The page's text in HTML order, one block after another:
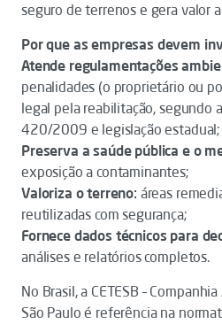
seguro de terrenos e gera valor
Por que as empresas devem
Atende regulamentações
penalidades (o proprietário ou
legal pela reabilitação, segundo
420/2009 e legislação estadual;
Preserva a saúde pública e o
exposição a contaminantes;
Valoriza o terreno: áreas
reutilizadas com segurança;
Fornece dados técnicos para
análises e relatórios completos.
No Brasil, a CETESB –
São Paulo é referência na